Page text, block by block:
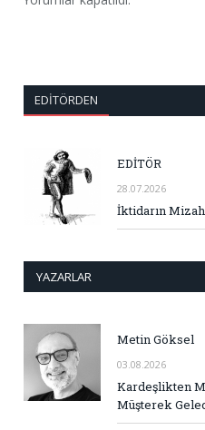
EDITÖRDEN
EDİTÖR
28.07.2026
İktidarın
YAZARLAR
Metin Göksel
03.08.2026
Kardeşlikten
Müşterek